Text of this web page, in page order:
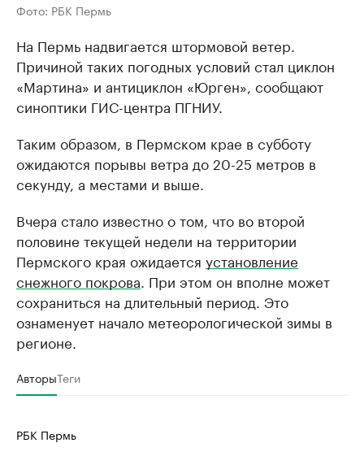
Фото: РБК Пермь
На Пермь надвигается штормовой ветер.
Причиной таких погодных условий стал циклон
«Мартина» и антициклон «Юрген», сообщают
синоптики ГИС-центра ПГНИУ.
Таким образом, в Пермском крае в субботу
ожидаются порывы ветра до 20-25 метров в
секунду, а местами и выше.
Вчера стало известно о том, что во второй
половине текущей недели на территории
Пермского края ожидается установление
снежного покрова . При этом он вполне может
сохраниться на длительный период. Это
ознаменует начало метеорологической зимы в
регионе.
АвторыТеги
РБК Пермь